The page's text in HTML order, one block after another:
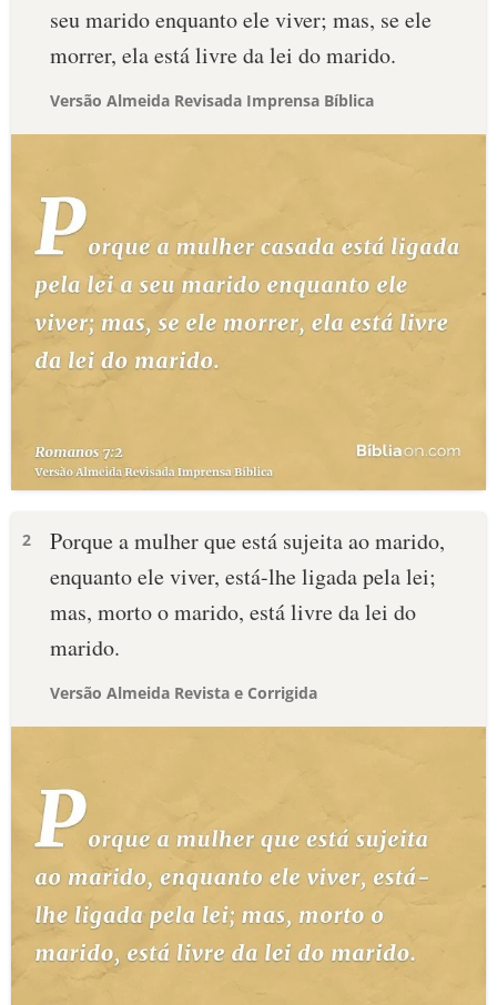
seu marido enquanto ele viver; mas, se ele
morrer, ela está livre da lei do marido.
Versão Almeida Revisada Imprensa Bíblica
2
Porque a mulher que está sujeita ao marido,
enquanto ele viver, está-lhe ligada pela lei;
mas, morto o marido, está livre da lei do
marido.
Versão Almeida Revista e Corrigida